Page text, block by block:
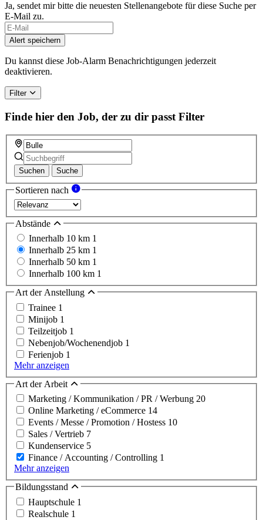
Ja, sendet mir bitte die neuesten Stellenangebote für diese Suche per
E-Mail zu.
If
you
are
a
human,
this
field
Alert speichern
Du kannst diese Job-Alarm Benachrichtigungen jederzeit
deaktivieren.
Filter
Finde hier den Job, der zu dir passt Filter
Suchen Suche
Sortieren nach
Abstände
Innerhalb 10 km 1
Innerhalb 25 km 1
Innerhalb 50 km 1
Innerhalb 100 km 1
Art der Anstellung
Trainee 1
Minijob 1
Teilzeitjob 1
Nebenjob/Wochenendjob 1
Ferienjob 1
Mehr anzeigen
Art der Arbeit
Marketing / Kommunikation / PR / Werbung 20
Online Marketing / eCommerce 14
Events / Messe / Promotion / Hostess 10
Sales / Vertrieb 7
Kundenservice 5
Finance / Accounting / Controlling 1
Mehr anzeigen
Bildungsstand
Hauptschule 1
Realschule 1